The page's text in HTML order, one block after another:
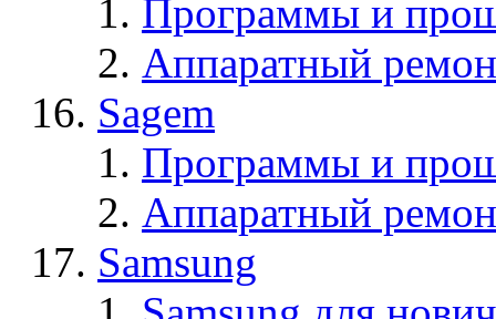
Программы и
Аппаратный
Sagem
Программы и
Аппаратный
Samsung